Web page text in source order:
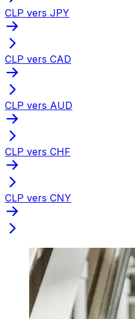
CLP vers JPY
CLP vers CAD
CLP vers AUD
CLP vers CHF
CLP vers CNY